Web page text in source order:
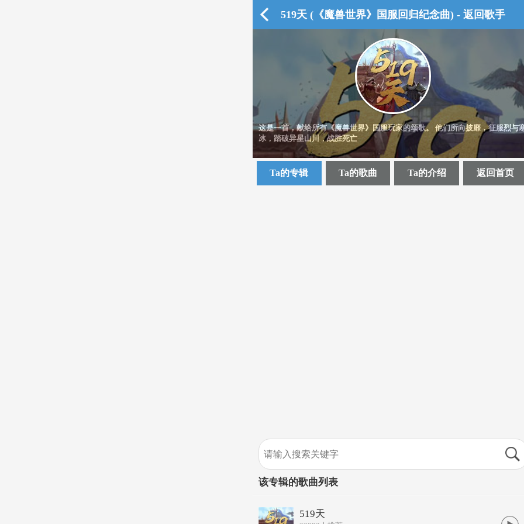
519天 (《魔兽世界》国服回归纪念曲) - 返回歌手
这是一首，献给所有《魔兽世界》国服玩家的颂歌。 他们所向披靡，征服烈与
冰，踏破异星山川，战胜死亡
Ta的专辑 Ta的歌曲 Ta的介绍 返回首页
该专辑的歌曲列表
519天